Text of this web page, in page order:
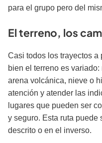
para el grupo pero del
El terreno, los
Casi todos los trayectos a
bien el terreno es
arena volcánica, nieve o
atención y atender las
lugares que pueden ser
y seguro. Esta ruta puede
descrito o en el inverso.